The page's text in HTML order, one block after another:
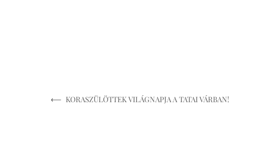
⟵ KORASZÜLÖTTEK VILÁGNAPJA A TATAI VÁRBAN!